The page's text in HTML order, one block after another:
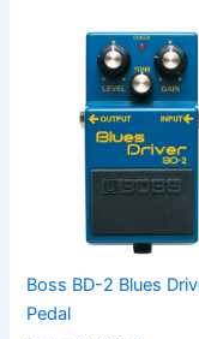
Boss BD-2 Blues
Pedal